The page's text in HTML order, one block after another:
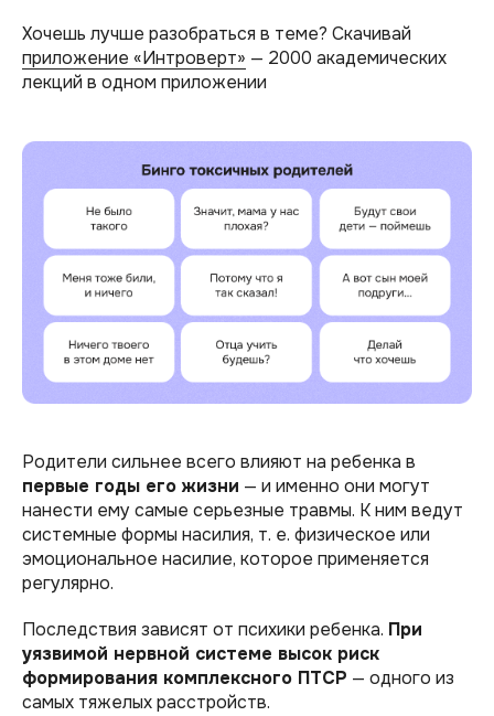
Хочешь лучше разобраться в теме? Скачивай
приложение «Интроверт» — 2000 академических
лекций в одном приложении
Родители сильнее всего влияют на ребенка в
первые годы его жизни — и именно они могут
нанести ему самые серьезные травмы. К ним ведут
системные формы насилия, т. е. физическое или
эмоциональное насилие, которое применяется
регулярно.
Последствия зависят от психики ребенка. При
уязвимой нервной системе высок риск
формирования комплексного ПТСР — одного из
самых тяжелых расстройств.